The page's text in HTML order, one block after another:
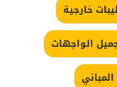
خارجية
الواجهات